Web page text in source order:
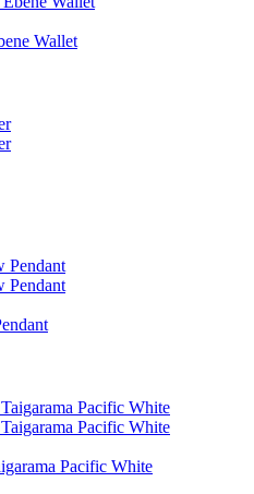
Wallet
Pacific White